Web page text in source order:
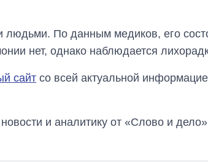
людьми. По данным медиков, его
нет, однако наблюдается
сайт со всей актуальной
и аналитику от «Слово и